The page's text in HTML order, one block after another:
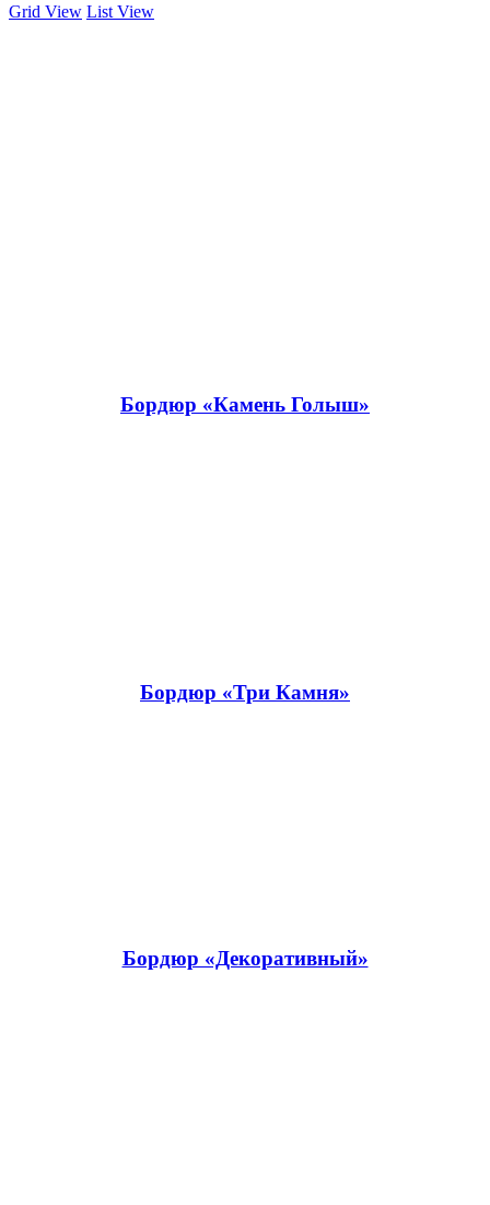
Grid View List View
Бордюр «Камень Голыш»
Бордюр «Три Камня»
Бордюр «Декоративный»